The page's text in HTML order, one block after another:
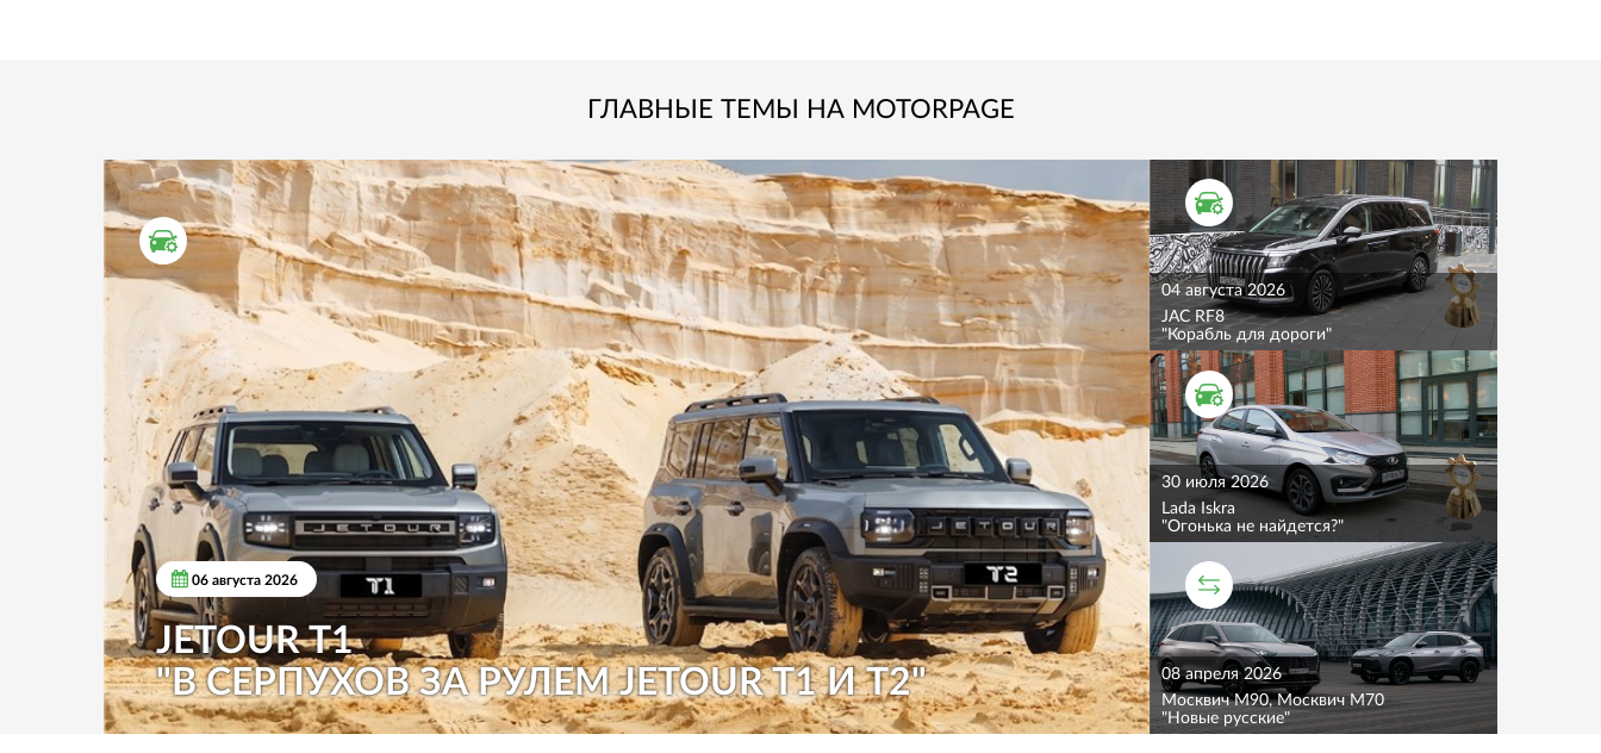
ГЛАВНЫЕ ТЕМЫ НА MOTORPAGE
ТЕСТ ДРАЙВ
06 августа 2026
JETOUR T1
"В СЕРПУХОВ ЗА РУЛЕМ JETOUR T1 И T2"
ТЕСТ ДРАЙВ
04 августа 2026
JAC RF8
"Корабль для дороги"
ТЕСТ ДРАЙВ
30 июля 2026
Lada Iskra
"Огонька не найдется?"
СРАВНИТЕЛЬНЫЙ ТЕСТ
08 апреля 2026
Москвич M90, Москвич M70
"Новые русские"